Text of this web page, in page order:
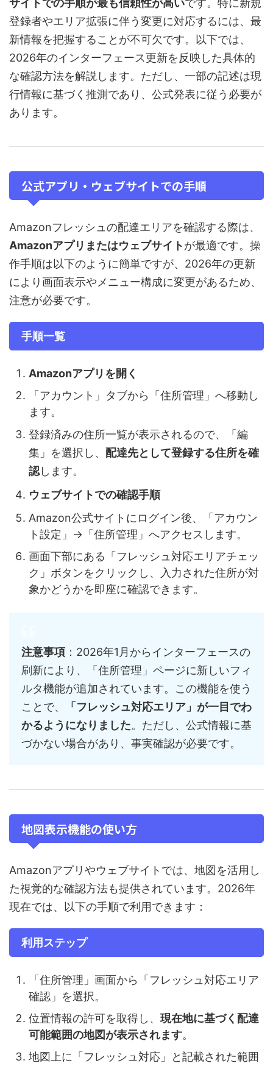
サイトでの手順が最も信頼性が高いです。特に新規
登録者やエリア拡張に伴う変更に対応するには、最
新情報を把握することが不可欠です。以下では、
2026年のインターフェース更新を反映した具体的
な確認方法を解説します。ただし、一部の記述は現
行情報に基づく推測であり、公式発表に従う必要が
あります。
公式アプリ・ウェブサイトでの手順
Amazonフレッシュの配達エリアを確認する際は、
Amazonアプリまたはウェブサイトが最適です。操
作手順は以下のように簡単ですが、2026年の更新
により画面表示やメニュー構成に変更があるため、
注意が必要です。
手順一覧
Amazonアプリを開く
「アカウント」タブから「住所管理」へ移動し
ます。
登録済みの住所一覧が表示されるので、「編
集」を選択し、 配達先として登録する住所を確
認します。
ウェブサイトでの確認手順
Amazon公式サイトにログイン後、「アカウン
ト設定」→「住所管理」へアクセスします。
画面下部にある「フレッシュ対応エリアチェッ
ク」ボタンをクリックし、入力された住所が対
象かどうかを即座に確認できます。
注意事項 ：2026年1月からインターフェースの
刷新により、「住所管理」ページに新しいフィ
ルタ機能が追加されています。この機能を使う
ことで、
「フレッシュ対応エリア」が一目でわ
かるようになりました。ただし、公式情報に基
づかない場合があり、事実確認が必要です。
地図表示機能の使い方
Amazonアプリやウェブサイトでは、地図を活用し
た視覚的な確認方法も提供されています。2026年
現在では、以下の手順で利用できます：
利用ステップ
「住所管理」画面から「フレッシュ対応エリア
確認」を選択。
位置情報の許可を取得し、 現在地に基づく配達
可能範囲の地図が表示されます。
地図上に「フレッシュ対応」と記載された範囲